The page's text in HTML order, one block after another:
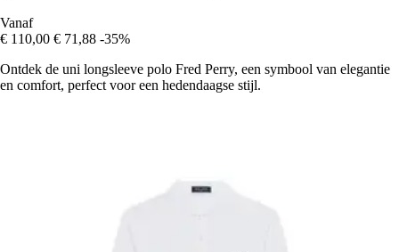
Vanaf
€ 110,00 € 71,88 -35%
Ontdek de uni longsleeve polo Fred Perry, een symbool van elegantie
en comfort, perfect voor een hedendaagse stijl.